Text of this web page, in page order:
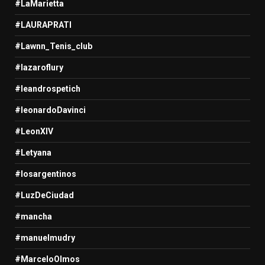
#LaMarietta
#LAURAPRATI
#Lawnn_Tenis_club
#lazaroflury
#leandrospetich
#leonardoDavinci
#LeonXIV
#Letyana
#losargentinos
#LuzDeCiudad
#mancha
#manuelmudry
#MarceloOlmos